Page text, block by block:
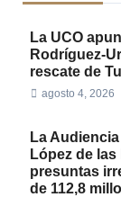
La UCO
Rodríguez-
rescate de
agosto 4, 2026
La
López de
presuntas
de 112,8